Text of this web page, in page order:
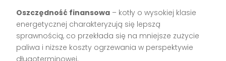
Oszczędność finansowa – kotły o wysokiej klasie
energetycznej charakteryzują się lepszą
sprawnością, co przekłada się na mniejsze zużycie
paliwa i niższe koszty ogrzewania w perspektywie